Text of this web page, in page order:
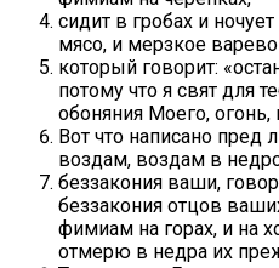
сидит в гробах и
мясо, и мерзкое варево
который говорит:
потому что я свят для
обоняния Моего,
Вот что написано
воздам, воздам в
беззакония ваши,
беззакония отцов
фимиам на горах, и на
отмерю в недра их